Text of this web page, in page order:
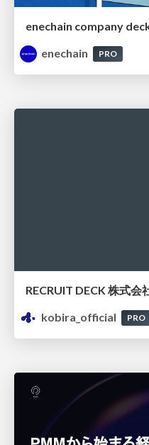
enechain company
enechain
PRO
RECRUIT DECK 株式
kobira_official
PRO